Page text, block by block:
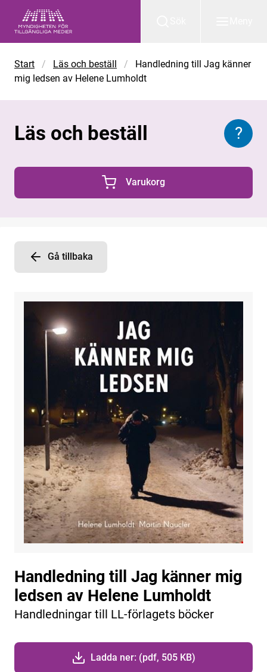
Start / Läs och beställ /
Handledning till Jag känner
mig ledsen av Helene Lumholdt
Läs och beställ ?
0 Produkter i varukorgen
Varukorg
Gå tillbaka
Handledning till Jag känner mig
ledsen av Helene Lumholdt
Handledningar till LL-förlagets böcker
Ladda ner: (pdf, 505 KB)